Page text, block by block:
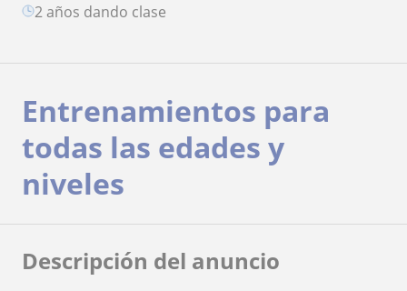
2 años dando clase
Entrenamientos para
todas las edades y
niveles
Descripción del anuncio